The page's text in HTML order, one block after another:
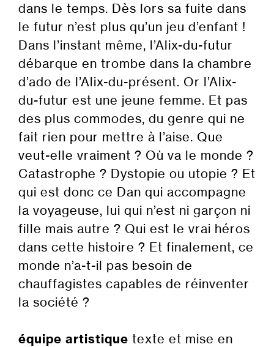
dans le temps. Dès lors sa fuite dans
le futur n’est plus qu’un jeu d’enfant !
Dans l’instant même, l’Alix-du-futur
débarque en trombe dans la chambre
d’ado de l’Alix-du-présent. Or l’Alix-
du-futur est une jeune femme. Et pas
des plus commodes, du genre qui ne
fait rien pour mettre à l’aise. Que
veut-elle vraiment ? Où va le monde ?
Catastrophe ? Dystopie ou utopie ? Et
qui est donc ce Dan qui accompagne
la voyageuse, lui qui n’est ni garçon ni
fille mais autre ? Qui est le vrai héros
dans cette histoire ? Et finalement, ce
monde n’a-t-il pas besoin de
chauffagistes capables de réinventer
la société ?
équipe artistique texte et mise en